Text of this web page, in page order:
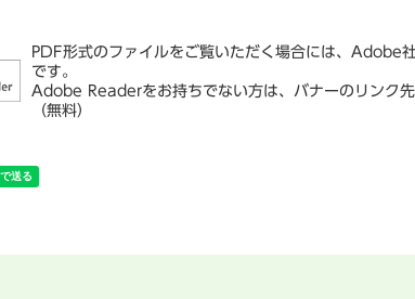
PDF形式のファイルをご覧いただく場合には、
です。
Adobe Readerをお持ちでない方は、バナーのリンク先
（無料）